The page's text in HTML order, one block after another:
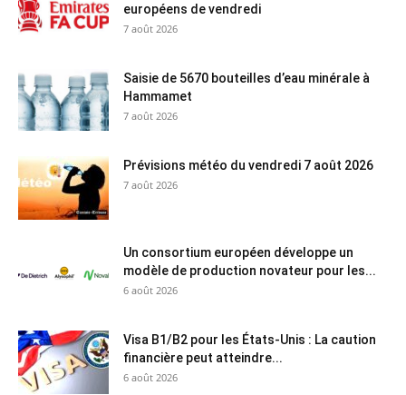
européens de vendredi
7 août 2026
Saisie de 5670 bouteilles d’eau minérale à
Hammamet
7 août 2026
Prévisions météo du vendredi 7 août 2026
7 août 2026
Un consortium européen développe un
modèle de production novateur pour les...
6 août 2026
Visa B1/B2 pour les États-Unis : La caution
financière peut atteindre...
6 août 2026